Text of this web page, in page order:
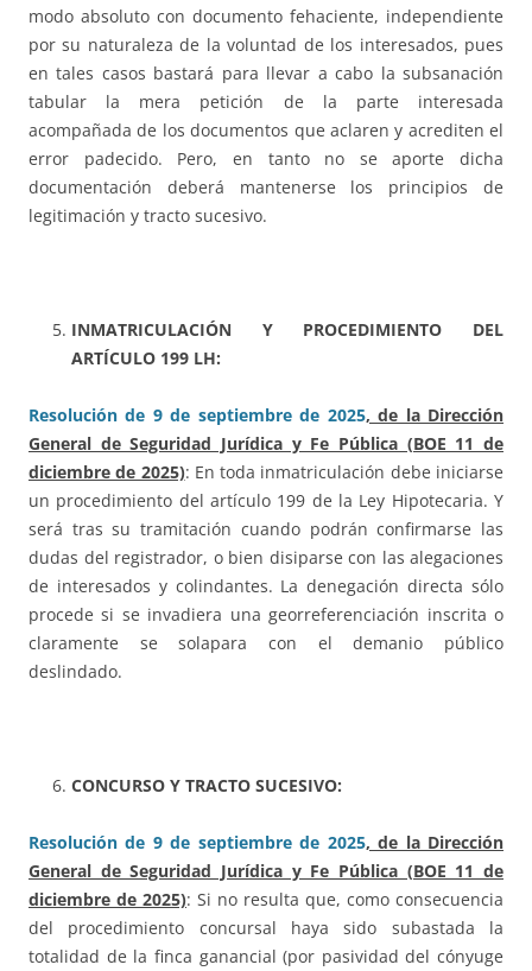
modo absoluto con documento fehaciente, independiente
por su naturaleza de la voluntad de los interesados, pues
en tales casos bastará para llevar a cabo la subsanación
tabular la mera petición de la parte interesada
acompañada de los documentos que aclaren y acrediten el
error padecido. Pero, en tanto no se aporte dicha
documentación deberá mantenerse los principios de
legitimación y tracto sucesivo.
INMATRICULACIÓN Y PROCEDIMIENTO DEL
ARTÍCULO 199 LH:
Resolución de 9 de septiembre de 2025, de la Dirección
General de Seguridad Jurídica y Fe Pública (BOE 11 de
diciembre de 2025): En toda inmatriculación debe iniciarse
un procedimiento del artículo 199 de la Ley Hipotecaria. Y
será tras su tramitación cuando podrán confirmarse las
dudas del registrador, o bien disiparse con las alegaciones
de interesados y colindantes. La denegación directa sólo
procede si se invadiera una georreferenciación inscrita o
claramente se solapara con el demanio público
deslindado.
CONCURSO Y TRACTO SUCESIVO:
Resolución de 9 de septiembre de 2025, de la Dirección
General de Seguridad Jurídica y Fe Pública (BOE 11 de
diciembre de 2025): Si no resulta que, como consecuencia
del procedimiento concursal haya sido subastada la
totalidad de la finca ganancial (por pasividad del cónyuge